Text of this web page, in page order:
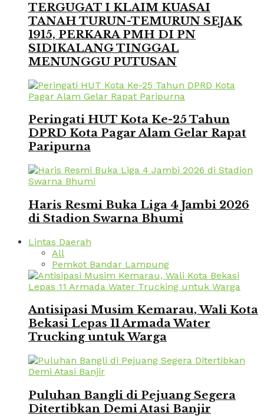
TERGUGAT I KLAIM KUASAI
TANAH TURUN-TEMURUN SEJAK
1915, PERKARA PMH DI PN
SIDIKALANG TINGGAL
MENUNGGU PUTUSAN
Peringati HUT Kota Ke-25 Tahun
DPRD Kota Pagar Alam Gelar Rapat
Paripurna
Haris Resmi Buka Liga 4 Jambi 2026
di Stadion Swarna Bhumi
Lintas Daerah
All
Pemkot Bandar Lampung
Antisipasi Musim Kemarau, Wali Kota
Bekasi Lepas 11 Armada Water
Trucking untuk Warga
Puluhan Bangli di Pejuang Segera
Ditertibkan Demi Atasi Banjir